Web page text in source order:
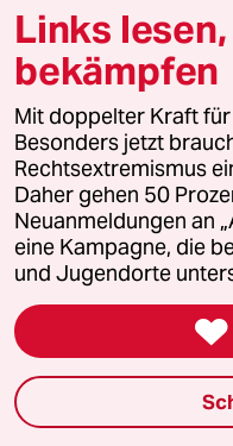
Unterstützen
abo
genossenschaft
taz zahl ich
recherchefonds ausland
panterstiftung
panterpreis 2026
Links
bekämpfen
Mit doppelter Kraft
Besonders jetzt
Rechtsextremismus
Daher gehen 50
Neuanmeldungen an
eine Kampagne, die
und Jugendorte
